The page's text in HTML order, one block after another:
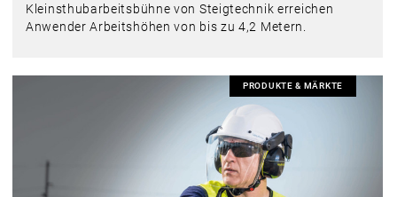
Kleinsthubarbeitsbühne von Steigtechnik erreichen
Anwender Arbeitshöhen von bis zu 4,2 Metern.
PRODUKTE & MÄRKTE